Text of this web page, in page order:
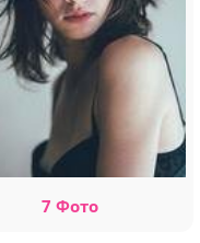
7 Фото